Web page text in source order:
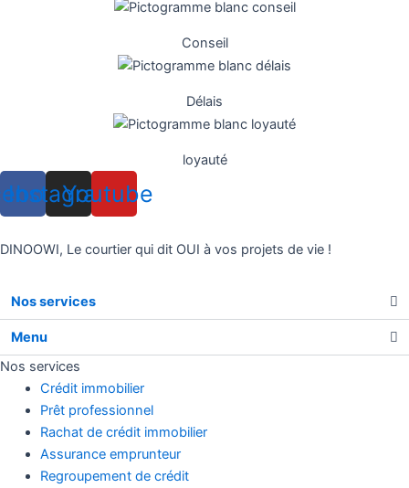
Conseil
Délais
loyauté
Instagram
Youtube
DINOOWI, Le courtier qui dit OUI à vos projets de vie !
Nos services
Menu
Nos services
Crédit immobilier
Prêt professionnel
Rachat de crédit immobilier
Assurance emprunteur
Regroupement de crédit